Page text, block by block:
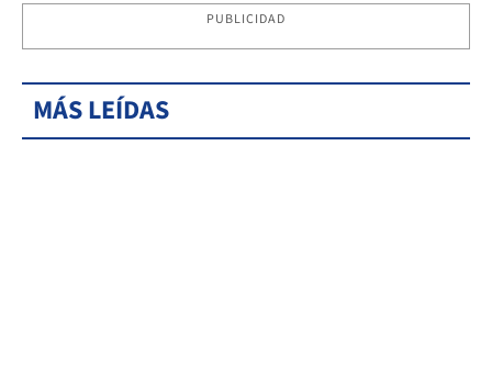
PUBLICIDAD
MÁS LEÍDAS